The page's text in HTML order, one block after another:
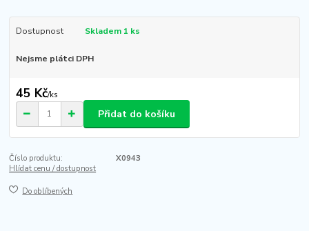
Dostupnost Skladem 1 ks
Nejsme plátci DPH
45 Kč/ks
Přidat do košíku
Číslo produktu:
X0943
Hlídat cenu / dostupnost
Do oblíbených